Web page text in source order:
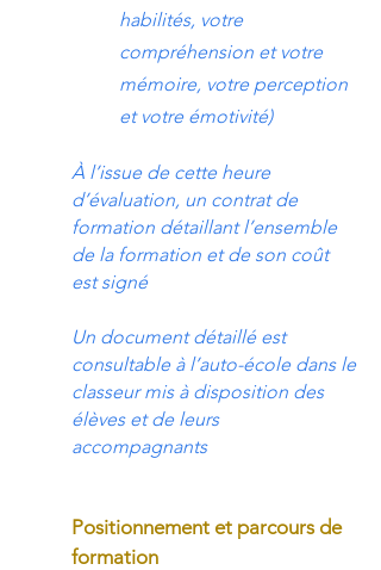
habilités, votre
compréhension et votre
mémoire, votre perception
et votre émotivité)
À l’issue de cette heure
d’évaluation, un contrat de
formation détaillant l’ensemble
de la formation et de son coût
est signé
Un document détaillé est
consultable à l’auto-école dans le
classeur mis à disposition des
élèves et de leurs
accompagnants
Positionnement et parcours de
formation